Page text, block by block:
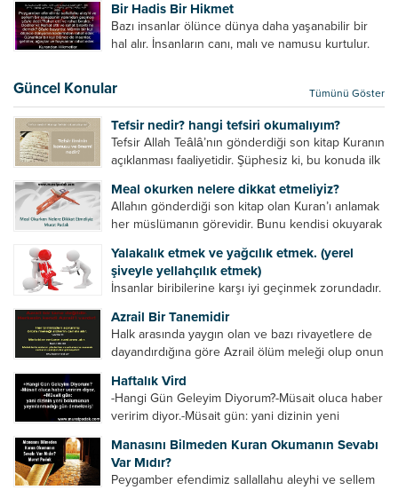
namazın hiçbir değeri yoktur. Gösteriş için
okunan ezanın hiçbir...
Bir Hadis Bir Hikmet
Bazı insanlar ölünce dünya daha yaşanabilir bir
hal alır. İnsanların canı, malı ve namusu kurtulur.
kurtulur. Ağaçlar onun zulmünden kurtulur....
Güncel Konular Tümünü Göster
Tefsir nedir? hangi tefsiri okumalıyım?
Tefsir Allah Teâlâ’nın gönderdiği son kitap Kuranın
açıklanması faaliyetidir. Şüphesiz ki, bu konuda ilk
ayetleri peygamber efendimize soruyor. O da
bunları izah ediyor/tefsir ediyordu. “Biz sana...
Meal okurken nelere dikkat etmeliyiz?
Allahın gönderdiği son kitap olan Kuran’ı anlamak
her müslümanın görevidir. Bunu kendisi okuyarak
yollarla anlamaya çalışmalıdır. Meal nedir? Arapça
bir kelime olan meal;...
Yalakalık etmek ve yağcılık etmek. (yerel
şiveyle yellahçılık etmek)
İnsanlar biribilerine karşı iyi geçinmek zorundadır.
makam gücü, nesep gücü, maddi güç, fiziki güç)
diğer insanları ezebiliyor. Normal şartlarda elinde
bu güçler...
Azrail Bir Tanemidir
Halk arasında yaygın olan ve bazı rivayetlere de
dayandırdığına göre Azrail ölüm meleği olup onun
Azrail tek başına aynı anda binlerce insanın
canını...
Haftalık Vird
-Hangi Gün Geleyim Diyorum?-Müsait oluca haber
veririm diyor.-Müsait gün: yani dizinin yeni
efendinin Haftalık Virdi HAFTALIK VİRD Pazartesi
Günü Hangi VİRD var?20:00 Star TV –...
Manasını Bilmeden Kuran Okumanın Sevabı
Var Mıdır?
Peygamber efendimiz sallallahu aleyhi ve sellem